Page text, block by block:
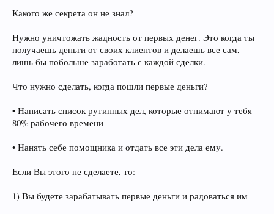
Какого же секрета он не знал?
Нужно уничтожать жадность от первых денег. Это когда ты
получаешь деньги от своих клиентов и делаешь все сам,
лишь бы побольше заработать с каждой сделки.
Что нужно сделать, когда пошли первые деньги?
• Написать список рутинных дел, которые отнимают у тебя
80% рабочего времени
• Нанять себе помощника и отдать все эти дела ему.
Если Вы этого не сделаете, то:
1) Вы будете зарабатывать первые деньги и радоваться им